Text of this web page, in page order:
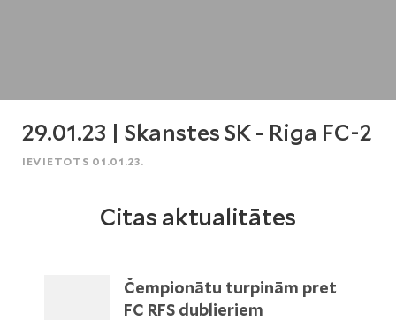
29.01.23 | Skanstes SK - Riga FC-2
IEVIETOTS 01.01.23.
Citas aktualitātes
Čempionātu turpinām pret
FC RFS dublieriem